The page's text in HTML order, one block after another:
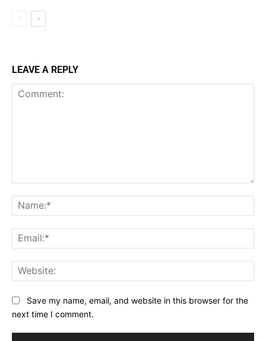
LEAVE A REPLY
Save my name, email, and website in this browser for the
next time I comment.